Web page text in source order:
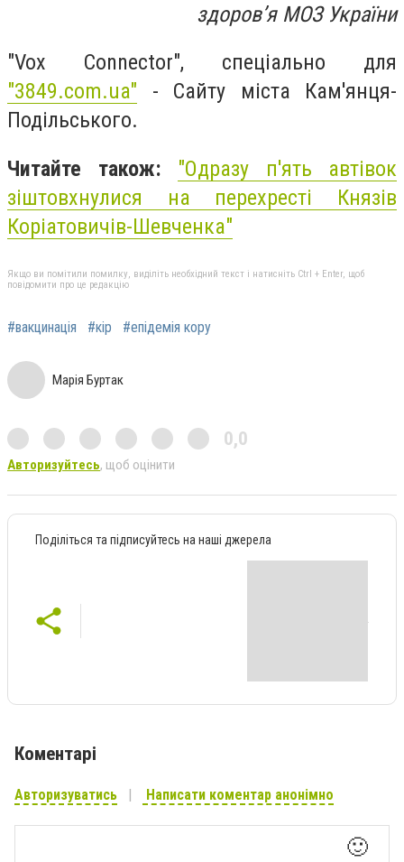
здоров’я МОЗ України
"Vox Connector", спеціально для
"3849.com.ua" - Сайту міста Кам'янця-
Подільського.
Читайте також: "Одразу п'ять автівок
зіштовхнулися на перехресті Князів
Коріатовичів-Шевченка"
Якщо ви помітили помилку, виділіть необхідний текст і натисніть Ctrl + Enter, щоб
повідомити про це редакцію
#вакцинація #кір #епідемія кору
Марія Буртак
0,0
Авторизуйтесь, щоб оцінити
Поділіться та підписуйтесь на наші джерела
Коментарі
Авторизуватись Написати коментар анонімно
🙂